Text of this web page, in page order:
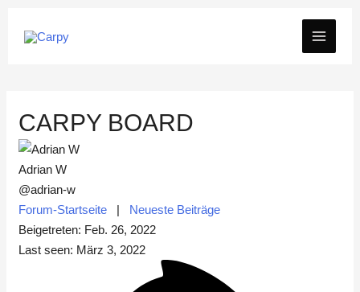
Inhalt
MAIN
CARPY BOARD
Adrian W
@adrian-w
Forum-Startseite | Neueste Beiträge
Beigetreten: Feb. 26, 2022
Last seen: März 3, 2022